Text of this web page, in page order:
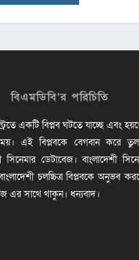
বিএমডিবি’র পরিচিতি
একটি বিপ্লব ঘটতে যাচ্ছে এবং
এই বিপ্লবকে বেগবান করে
ডেটাবেজ। বাংলাদেশী
চলচ্চিত্র বিপ্লবকে অনুভব
এর সাথে থাকুন। ধন্যবাদ।